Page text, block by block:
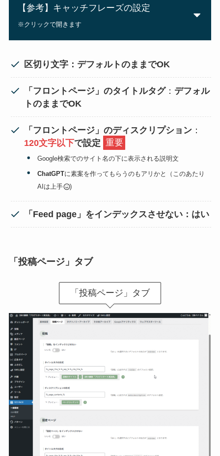
【参考】キャッチフレーズの設定
※クリックで開きます
区切り文字：デフォルトのままでOK
「フロントページ」のタイトルタグ： デフォル
トのままでOK
「フロントページ」のディスクリプション ：
120文字以下で設定 重要
Google検索でのサイト名の下に表示される説明文
ChatGPTに素案を作ってもらうのもアリかと（このあたり
AIは上手)
「Feed page」をインデックスさせない：はい
「投稿ページ」タブ
「投稿ページ」タブ